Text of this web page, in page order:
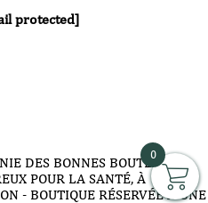
protected]
DES BONNES BOUTEILLES
POUR LA SANTÉ, À
- BOUTIQUE RÉSERVÉE À UNE
0